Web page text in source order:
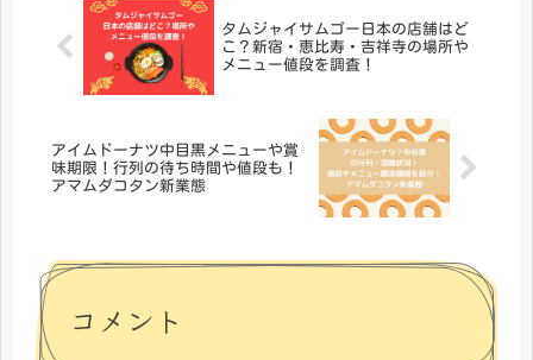
タムジャイサムゴー日本の店舗はど
こ？新宿・恵比寿・吉祥寺の場所や
メニュー値段を調査！
アイムドーナツ中目黒メニューや賞
味期限！行列の待ち時間や値段も！
アマムダコタン新業態
コメント